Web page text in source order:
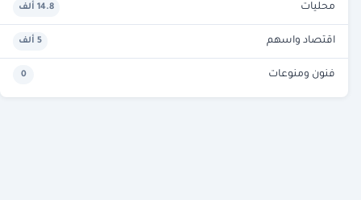
محليات 14.8 ألف
اقتصاد واسهم 5 ألف
فنون ومنوعات 0